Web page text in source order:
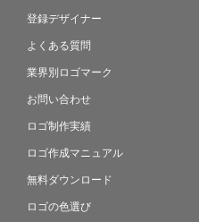
登録デザイナー
よくある質問
業界別ロゴマーク
お問い合わせ
ロゴ制作実績
ロゴ作成マニュアル
無料ダウンロード
ロゴの色選び